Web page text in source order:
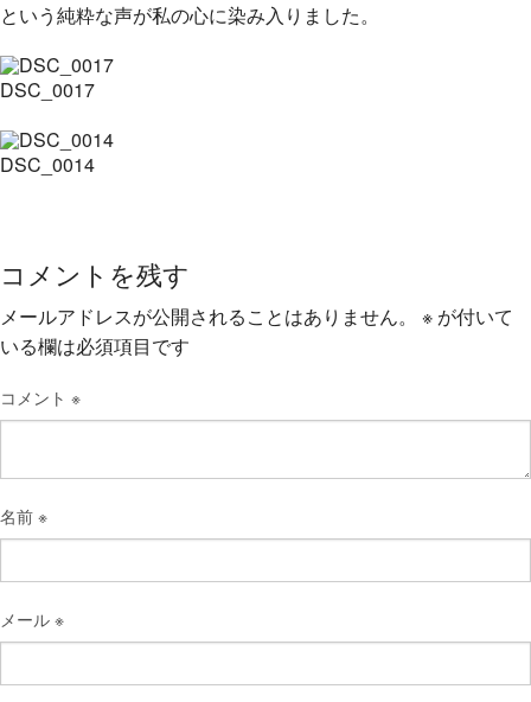
という純粋な声が私の心に染み入りました。
DSC_0017
DSC_0014
コメントを残す
メールアドレスが公開されることはありません。 ※ が付いて
いる欄は必須項目です
コメント ※
名前 ※
メール ※